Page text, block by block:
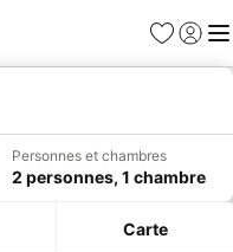
Favoris
Se
Personnes et chambres
2 personnes, 1 chambre
Carte